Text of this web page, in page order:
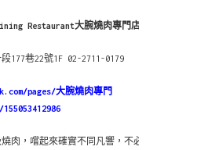
Restaurant大腕燒肉專門店
177巷22號1F 02-2711-0179
pages/大腕燒肉專門
肉，嚐起來確實不同凡響，不必